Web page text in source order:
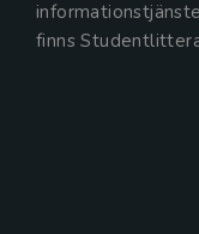
finns